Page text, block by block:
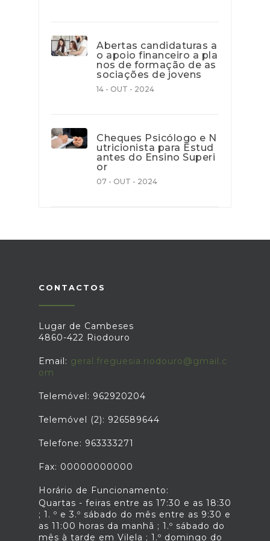
Abertas candidaturas a
o apoio financeiro a pla
nos de formação de as
sociações de jovens
14 - OUT - 2024
Cheques Psicólogo e N
utricionista para Estud
antes do Ensino Superi
or
07 - OUT - 2024
CONTACTOS
Lugar de Cambeses
4860-422 Riodouro
Email: geral.freguesia.riodouro@gmail.c
om
Telemóvel: 962920204
Telemóvel (2): 926589644
Telefone: 963333271
Fax: 00000000000
Horário de Funcionamento:
Quartas - feiras entre as 17:30 e as 18:30
; 1. º e 3.º sábado do mês entre as 9:30 e
as 11:00 horas da manhã ; 1.º sábado do
mês à tarde em Vilela ; 1.º domingo do